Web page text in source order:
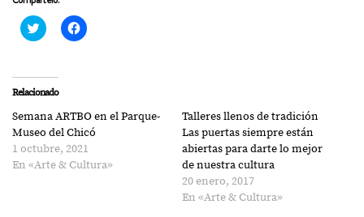
Haz
clic
Twitter
(Se
abre
una
ventana
nueva)
Haz
clic
en
una
ventana
nueva)
Relacionado
Semana ARTBO en el Parque-
Museo del Chicó
1 octubre, 2021
En «Arte & Cultura»
Talleres llenos de tradición
Las puertas siempre están
abiertas para darte lo mejor
de nuestra cultura
20 enero, 2017
En «Arte & Cultura»